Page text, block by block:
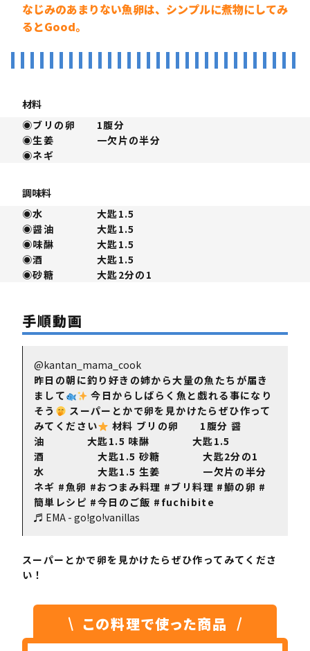
なじみのあまりない魚卵は、シンプルに煮物にしてみ
るとGood。
材料
◉ブリの卵 1腹分
◉生姜 一欠片の半分
◉ネギ
調味料
◉水 大匙1.5
◉醤油 大匙1.5
◉味醂 大匙1.5
◉酒 大匙1.5
◉砂糖 大匙2分の1
手順動画
@kantan_mama_cook
昨日の朝に釣り好きの姉から大量の魚たちが届き
まして
今日からしばらく魚と戯れる事になり
そう
スーパーとかで卵を見かけたらぜひ作って
みてください
材料 ブリの卵 1腹分 醤
油 大匙1.5 味醂 大匙1.5
酒 大匙1.5 砂糖 大匙2分の1
水 大匙1.5 生姜 一欠片の半分
ネギ #魚卵 #おつまみ料理 #ブリ料理 #鰤の卵 #
簡単レシピ #今日のご飯 #fuchibite
♬ EMA - go!go!vanillas
スーパーとかで卵を見かけたらぜひ作ってみてくださ
い！
この料理で使った商品